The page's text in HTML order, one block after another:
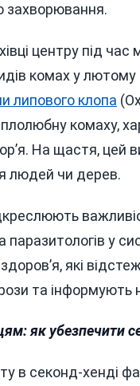
захворювання.
центру під час
комах у лютому
липового клопа
комаху,
На щастя, цей
людей чи дерев.
паразитологів у
які
та інформують
як убезпечити
в секонд-хенді